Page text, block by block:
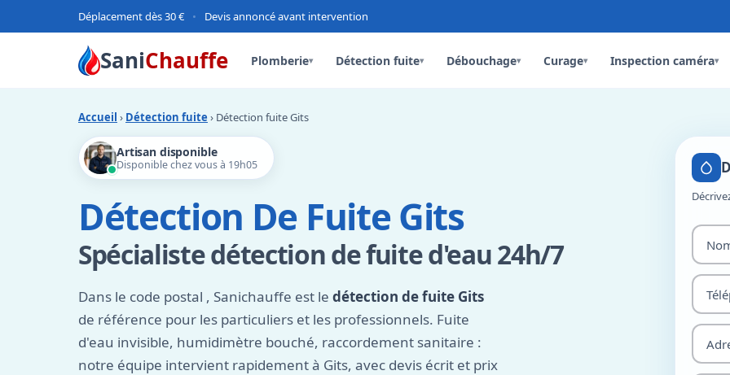
Déplacement dès 30 € • Devis annoncé avant intervention
SaniChauffe Plomberie▾ Détection fuite▾ Débouchage▾ Curage▾ Inspection caméra▾
Accueil › Détection fuite › Détection fuite Gits
Artisan disponible
Disponible chez vous à 19h05
Détection De Fuite Gits
Spécialiste détection de fuite d'eau 24h/7
Dans le code postal , Sanichauffe est le détection de fuite Gits
de référence pour les particuliers et les professionnels. Fuite
d'eau invisible, humidimètre bouché, raccordement sanitaire :
notre équipe intervient rapidement à Gits, avec devis écrit et prix